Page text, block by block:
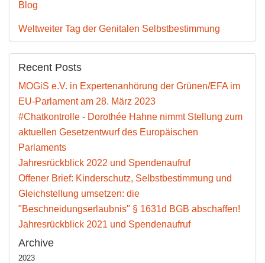
Blog
Weltweiter Tag der Genitalen Selbstbestimmung
Recent Posts
MOGiS e.V. in Expertenanhörung der Grünen/EFA im
EU-Parlament am 28. März 2023
#Chatkontrolle - Dorothée Hahne nimmt Stellung zum
aktuellen Gesetzentwurf des Europäischen
Parlaments
Jahresrückblick 2022 und Spendenaufruf
Offener Brief: Kinderschutz, Selbstbestimmung und
Gleichstellung umsetzen: die
"Beschneidungserlaubnis" § 1631d BGB abschaffen!
Jahresrückblick 2021 und Spendenaufruf
Archive
2023